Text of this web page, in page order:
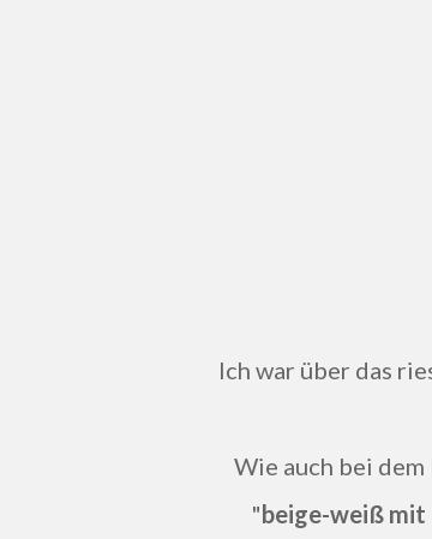
Ich war über das
Wie auch bei
"beige-weiß mit